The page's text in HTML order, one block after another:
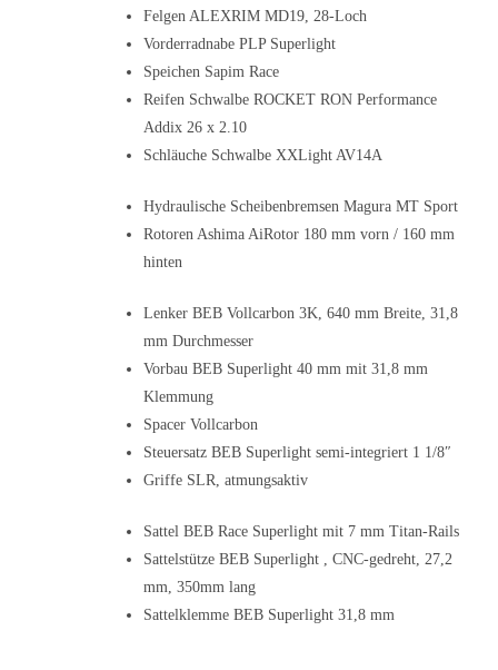
Felgen ALEXRIM MD19, 28-Loch
Vorderradnabe PLP Superlight
Speichen Sapim Race
Reifen Schwalbe ROCKET RON Performance
Addix 26 x 2.10
Schläuche Schwalbe XXLight AV14A
Hydraulische Scheibenbremsen Magura MT Sport
Rotoren Ashima AiRotor 180 mm vorn / 160 mm
hinten
Lenker BEB Vollcarbon 3K, 640 mm Breite, 31,8
mm Durchmesser
Vorbau BEB Superlight 40 mm mit 31,8 mm
Klemmung
Spacer Vollcarbon
Steuersatz BEB Superlight semi-integriert 1 1/8″
Griffe SLR, atmungsaktiv
Sattel BEB Race Superlight mit 7 mm Titan-Rails
Sattelstütze BEB Superlight , CNC-gedreht, 27,2
mm, 350mm lang
Sattelklemme BEB Superlight 31,8 mm